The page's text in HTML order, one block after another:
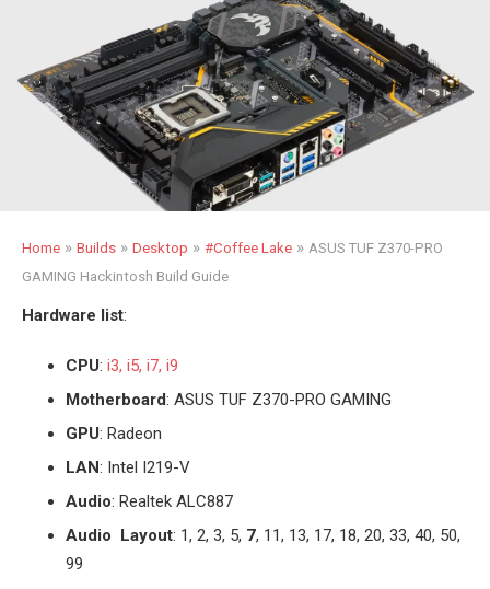
Home » Builds » Desktop » #Coffee Lake » ASUS TUF Z370-PRO
GAMING Hackintosh Build Guide
Hardware list:
CPU: i3, i5, i7, i9
Motherboard: ASUS TUF Z370-PRO GAMING
GPU: Radeon
LAN: Intel I219-V
Audio: Realtek ALC887
Audio Layout: 1, 2, 3, 5, 7, 11, 13, 17, 18, 20, 33, 40, 50,
99